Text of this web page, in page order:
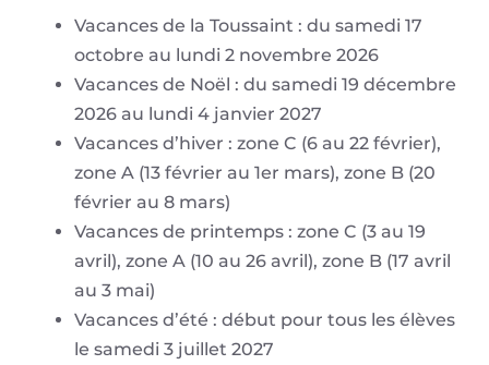
Vacances de la Toussaint : du samedi 17
octobre au lundi 2 novembre 2026
Vacances de Noël : du samedi 19 décembre
2026 au lundi 4 janvier 2027
Vacances d’hiver : zone C (6 au 22 février),
zone A (13 février au 1er mars), zone B (20
février au 8 mars)
Vacances de printemps : zone C (3 au 19
avril), zone A (10 au 26 avril), zone B (17 avril
au 3 mai)
Vacances d’été : début pour tous les élèves
le samedi 3 juillet 2027